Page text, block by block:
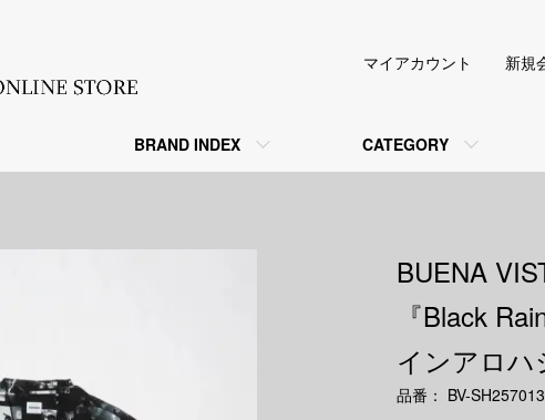
BRAND INDEX CATEGORY
マイアカウント 新規
BUENA
『Black
インアロハ
品番： BV-